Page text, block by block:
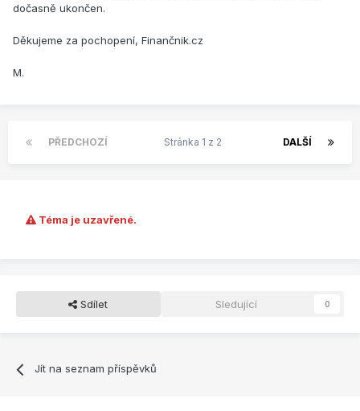
dočasně ukončen.
Děkujeme za pochopení, Finančnik.cz
M.
PŘEDCHOZÍ DALŠÍ
Stránka 1 z 2
Téma je uzavřené.
Sdílet Sledující 0
Jít na seznam příspěvků